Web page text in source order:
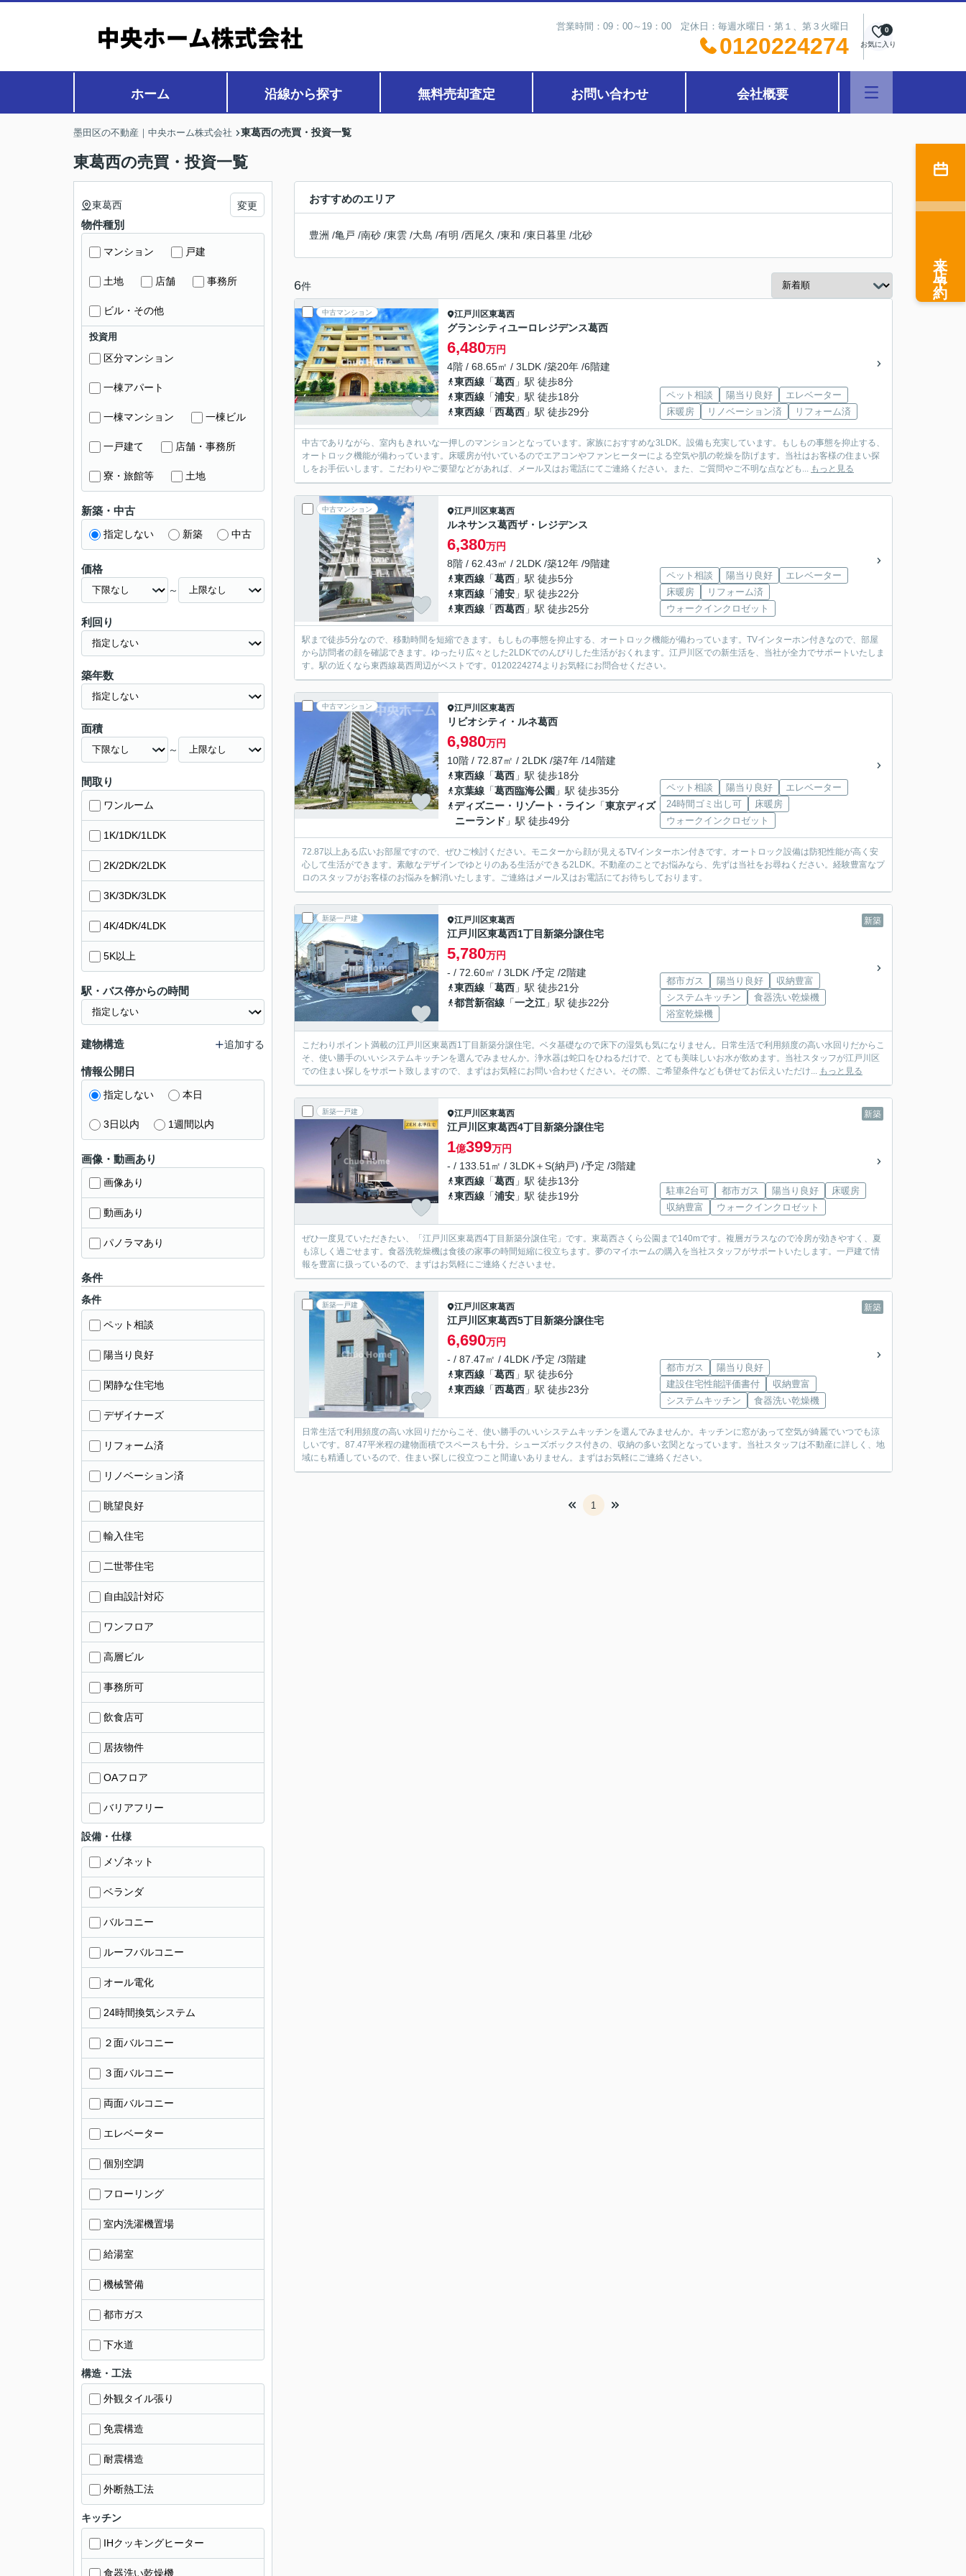
営業時間：09：00～19：00 定休日：毎週水曜日・第１、第３火曜日
0120224274 お気に入り
0
ホーム 沿線から探す 無料売却査定 お問い合わせ 会社概要
墨田区の不動産｜中央ホーム株式会社 東葛西の売買・投資一覧
東葛西の売買・投資一覧
おすすめのエリア
豊洲 /亀戸 /南砂 /東雲 /大島 /有明 /西尾久 /東和 /東日暮里 /北砂
6件
中古マンション 江戸川区東葛西
グランシティユーロレジデンス葛西
6,480万円
4階 / 68.65㎡ / 3LDK /築20年 /6階建
東西線 「葛西 」駅 徒歩8分
東西線 「浦安 」駅 徒歩18分
東西線 「西葛西 」駅 徒歩29分
ペット相談 陽当り良好
エレベーター
床暖房
リノベーション済 リフォーム済
中古でありながら、室内もきれいな一押しのマンションとなっています。家族におすすめな3LDK。設備も充実しています。もしもの事態を抑止する、
オートロック機能が備わっています。床暖房が付いているのでエアコンやファンヒーターによる空気や肌の乾燥を防げます。当社はお客様の住まい探
しをお手伝いします。こだわりやご要望などがあれば、メール又はお電話にてご連絡ください。また、ご質問やご不明な点なども... もっと見る
中古マンション 江戸川区東葛西
ルネサンス葛西ザ・レジデンス
6,380万円
8階 / 62.43㎡ / 2LDK /築12年 /9階建
東西線 「葛西 」駅 徒歩5分
東西線 「浦安 」駅 徒歩22分
東西線 「西葛西 」駅 徒歩25分
ペット相談 陽当り良好
エレベーター
床暖房
リフォーム済
ウォークインクロゼット
駅まで徒歩5分なので、移動時間を短縮できます。もしもの事態を抑止する、オートロック機能が備わっています。TVインターホン付きなので、部屋
から訪問者の顔を確認できます。ゆったり広々とした2LDKでのんびりした生活がおくれます。江戸川区での新生活を、当社が全力でサポートいたしま
す。駅の近くなら東西線葛西周辺がベストです。0120224274よりお気軽にお問合せください。
中古マンション 江戸川区東葛西
リビオシティ・ルネ葛西
6,980万円
10階 / 72.87㎡ / 2LDK /築7年 /14階建
東西線 「葛西 」駅 徒歩18分
京葉線 「葛西臨海公園 」駅 徒歩35分
ディズニー・リゾート・ライン 「東京ディズ
ニーランド 」駅 徒歩49分
ペット相談 陽当り良好
エレベーター
24時間ゴミ出し可
床暖房
ウォークインクロゼット
72.87以上ある広いお部屋ですので、ぜひご検討ください。モニターから顔が見えるTVインターホン付きです。オートロック設備は防犯性能が高く安
心して生活ができます。素敵なデザインでゆとりのある生活ができる2LDK。不動産のことでお悩みなら、先ずは当社をお尋ねください。経験豊富なプ
ロのスタッフがお客様のお悩みを解消いたします。ご連絡はメール又はお電話にてお待ちしております。
新築一戸建 新築
江戸川区東葛西
江戸川区東葛西1丁目新築分譲住宅
5,780万円
- / 72.60㎡ / 3LDK /予定 /2階建
東西線 「葛西 」駅 徒歩21分
都営新宿線 「一之江 」駅 徒歩22分
都市ガス 陽当り良好
収納豊富
システムキッチン
食器洗い乾燥機
浴室乾燥機
こだわりポイント満載の江戸川区東葛西1丁目新築分譲住宅。ベタ基礎なので床下の湿気も気になりません。日常生活で利用頻度の高い水回りだからこ
そ、使い勝手のいいシステムキッチンを選んでみませんか。浄水器は蛇口をひねるだけで、とても美味しいお水が飲めます。当社スタッフが江戸川区
での住まい探しをサポート致しますので、まずはお気軽にお問い合わせください。その際、ご希望条件なども併せてお伝えいただけ... もっと見る
新築一戸建 新築
江戸川区東葛西
江戸川区東葛西4丁目新築分譲住宅
1億399万円
- / 133.51㎡ / 3LDK＋S(納戸) /予定 /3階建
東西線 「葛西 」駅 徒歩13分
東西線 「浦安 」駅 徒歩19分 駐車2台可 都市ガス 陽当り良好
床暖房
収納豊富
ウォークインクロゼット
ぜひ一度見ていただきたい、「江戸川区東葛西4丁目新築分譲住宅」です。東葛西さくら公園まで140mです。複層ガラスなので冷房が効きやすく、夏
も涼しく過ごせます。食器洗乾燥機は食後の家事の時間短縮に役立ちます。夢のマイホームの購入を当社スタッフがサポートいたします。一戸建て情
報を豊富に扱っているので、まずはお気軽にご連絡くださいませ。
新築一戸建 新築
江戸川区東葛西
江戸川区東葛西5丁目新築分譲住宅
6,690万円
- / 87.47㎡ / 4LDK /予定 /3階建
東西線 「葛西 」駅 徒歩6分
東西線 「西葛西 」駅 徒歩23分
都市ガス
陽当り良好
建設住宅性能評価書付
収納豊富
システムキッチン
食器洗い乾燥機
日常生活で利用頻度の高い水回りだからこそ、使い勝手のいいシステムキッチンを選んでみませんか。キッチンに窓があって空気が綺麗でいつでも涼
しいです。87.47平米程の建物面積でスペースも十分。シューズボックス付きの、収納の多い玄関となっています。当社スタッフは不動産に詳しく、地
域にも精通しているので、住まい探しに役立つこと間違いありません。まずはお気軽にご連絡ください。
1
東葛西 変更
物件種別
マンション 戸建
土地 店舗 事務所
ビル・その他
投資用
区分マンション
一棟アパート
一棟マンション 一棟ビル
一戸建て 店舗・事務所
寮・旅館等 土地
新築・中古
指定しない 新築 中古
価格
～
利回り
築年数
面積
～
間取り
ワンルーム
1K/1DK/1LDK
2K/2DK/2LDK
3K/3DK/3LDK
4K/4DK/4LDK
5K以上
駅・バス停からの時間
建物構造 追加する
情報公開日
指定しない 本日
3日以内 1週間以内
画像・動画あり
画像あり
動画あり
パノラマあり
条件
条件
ペット相談
陽当り良好
閑静な住宅地
デザイナーズ
リフォーム済
リノベーション済
眺望良好
輸入住宅
二世帯住宅
自由設計対応
ワンフロア
高層ビル
事務所可
飲食店可
居抜物件
OAフロア
バリアフリー
設備・仕様
メゾネット
ベランダ
バルコニー
ルーフバルコニー
オール電化
24時間換気システム
２面バルコニー
３面バルコニー
両面バルコニー
エレベーター
個別空調
フローリング
室内洗濯機置場
給湯室
機械警備
都市ガス
下水道
構造・工法
外観タイル張り
免震構造
耐震構造
外断熱工法
キッチン
IHクッキングヒーター
食器洗い乾燥機
来店予約